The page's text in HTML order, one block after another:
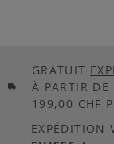
GRATUIT
À PARTIR DE
199,00 CHF
EXPÉDITION